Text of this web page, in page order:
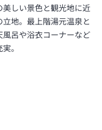
美しい景色と観光地に近
立地。最上階湯元温泉と
風呂や浴衣コーナーなど
。